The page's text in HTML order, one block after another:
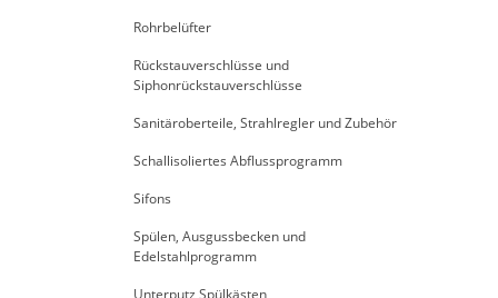
Rohrbelüfter
Rückstauverschlüsse und
Siphonrückstauverschlüsse
Sanitäroberteile, Strahlregler und Zubehör
Schallisoliertes Abflussprogramm
Sifons
Spülen, Ausgussbecken und
Edelstahlprogramm
Unterputz Spülkästen